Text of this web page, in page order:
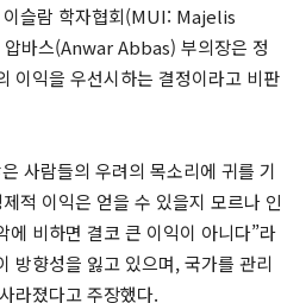
이슬람 학자협회(MUI: Majelis
바스(Anwar Abbas) 부의장은 정
이익을 우선시하는 결정이라고 비판
사람들의 우려의 목소리에 귀를 기
적 이익은 얻을 수 있을지 모르나 인
에 비하면 결코 큰 이익이 아니다”라
방향성을 잃고 있으며, 국가를 관리
라졌다고 주장했다.